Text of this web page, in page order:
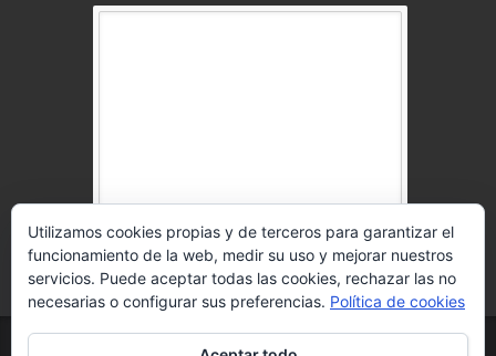
Acepto lapolítica de privacidad
Utilizamos cookies propias y de terceros para garantizar el
funcionamiento de la web, medir su uso y mejorar nuestros
servicios. Puede aceptar todas las cookies, rechazar las no
necesarias o configurar sus preferencias. Política de cookies